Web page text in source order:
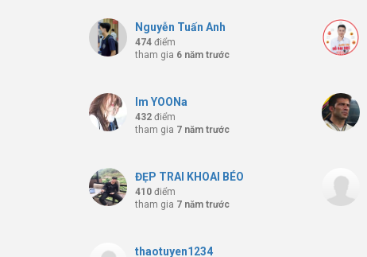
Nguyễn Tuấn Anh
474 điểm
tham gia 6 năm trước
Im YOONa
432 điểm
tham gia 7 năm trước
ĐẸP TRAI KHOAI BÉO
410 điểm
tham gia 7 năm trước
thaotuyen1234